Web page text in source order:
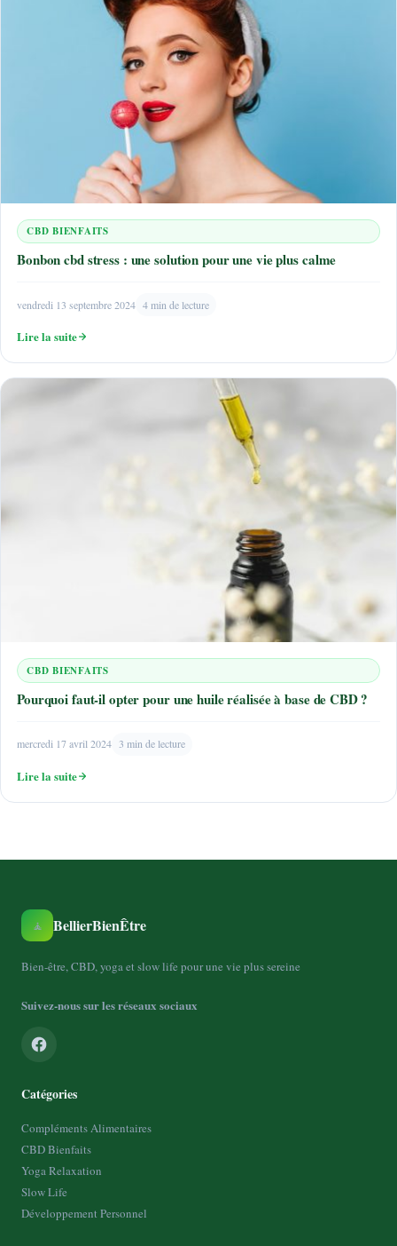
CBD BIENFAITS
Bonbon cbd stress : une solution pour une vie plus calme
vendredi 13 septembre 2024 4 min de lecture
Lire la suite
CBD BIENFAITS
Pourquoi faut-il opter pour une huile réalisée à base de CBD ?
mercredi 17 avril 2024 3 min de lecture
Lire la suite
🧘 BellierBienÊtre
Bien-être, CBD, yoga et slow life pour une vie plus sereine
Suivez-nous sur les réseaux sociaux
Catégories
Compléments Alimentaires
CBD Bienfaits
Yoga Relaxation
Slow Life
Développement Personnel